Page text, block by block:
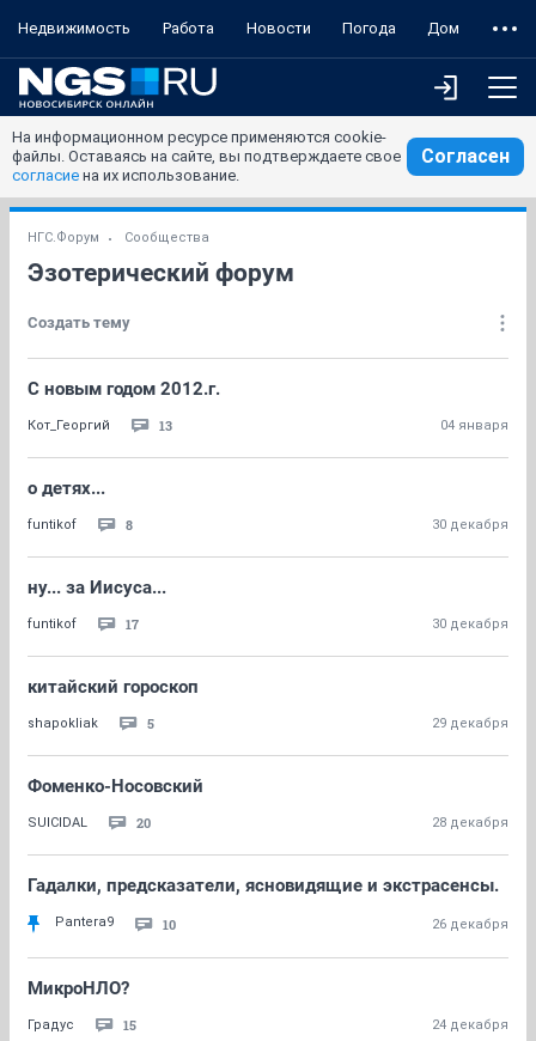
Недвижимость Работа Новости Погода Дом
На информационном ресурсе применяются cookie-
файлы. Оставаясь на сайте, вы подтверждаете свое
согласие на их использование.
Согласен
НГС.Форум Сообщества
Эзотерический форум
Создать тему
С новым годом 2012.г.
Кот_Георгий 13 04 января
о детях...
funtikof 8 30 декабря
ну... за Иисуса...
funtikof 17 30 декабря
китайский гороскоп
shapokliak 5 29 декабря
Фоменко-Носовский
SUICIDAL 20 28 декабря
Гадалки, предсказатели, ясновидящие и экстрасенсы.
Pantera9 10 26 декабря
МикроНЛО?
Градус 15 24 декабря